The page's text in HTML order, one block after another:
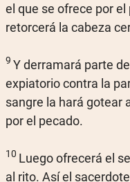
el que se ofrece por
retorcerá la cabeza
9 Y derramará parte
expiatorio contra la
sangre la hará gotear
por el pecado.
10 Luego ofrecerá el
al rito. Así el